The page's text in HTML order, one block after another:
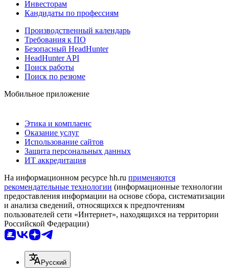
Инвесторам
Кандидаты по профессиям
Производственный календарь
Требования к ПО
Безопасный HeadHunter
HeadHunter API
Поиск работы
Поиск по резюме
Мобильное приложение
Этика и комплаенс
Оказание услуг
Использование сайтов
Защита персональных данных
ИТ аккредитация
На информационном ресурсе hh.ru применяются
рекомендательные технологии (информационные технологии
предоставления информации на основе сбора, систематизации
и анализа сведений, относящихся к предпочтениям
пользователей сети «Интернет», находящихся на территории
Российской Федерации)
Русский